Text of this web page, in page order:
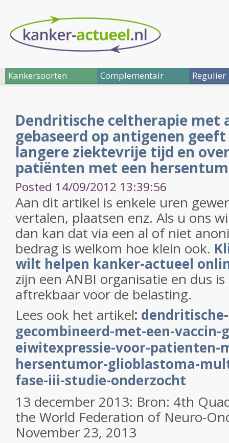
Kankersoorten Complementair Regulier
Dendritische celtherapie met
gebaseerd op antigenen
langere ziektevrije tijd en
patiënten met een
Posted 14/09/2012 13:39:56
Aan dit artikel is enkele uren
vertalen, plaatsen enz. Als u ons
dan kan dat via een al of niet
bedrag is welkom hoe klein ook.
wilt helpen kanker-actueel
zijn een ANBI organisatie en dus
aftrekbaar voor de belasting.
Lees ook het artikel:
gecombineerd-met-een-vaccin-
eiwitexpressie-voor-patienten-
hersentumor-glioblastoma-
fase-iii-studie-onderzocht
13 december 2013: Bron: 4th
the World Federation of Neuro-
November 23, 2013